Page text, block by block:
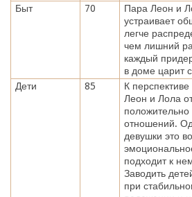
Быт
70
Пара Леон и
устраивает
легче
чем лишний
каждый
в доме царит
Дети
85
К
Леон и Лола
положительно
отношений.
девушки это
подходит к
Заводить
при